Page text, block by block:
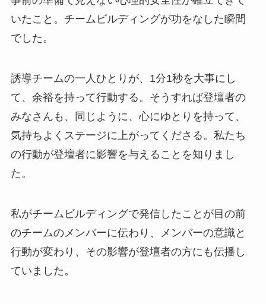
いたこと。チームビルディングが功をなした瞬間
でした。
誘導チームの一人ひとりが、1分1秒を大事にし
て、余裕を持って行動する。そうすれば登壇者の
みなさんも、同じように、心にゆとりを持って、
気持ちよくステージに上がってくださる。私たち
の行動が登壇者に影響を与えることを知りまし
た。
私がチームビルディングで発信したことが目の前
のチームのメンバーに伝わり、メンバーの意識と
行動が変わり、その影響が登壇者の方にも伝播し
ていました。